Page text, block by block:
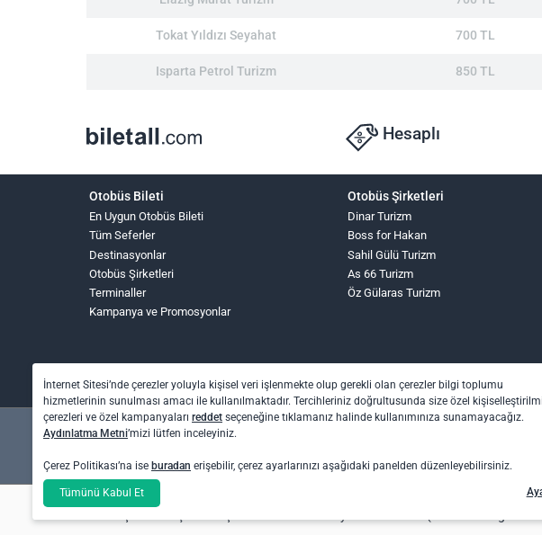
Tokat Yıldızı Seyahat 700 TL
Isparta Petrol Turizm 850 TL
Hesaplı
Otobüs Bileti
En Uygun Otobüs Bileti
Tüm Seferler
Destinasyonlar
Otobüs Şirketleri
Terminaller
Kampanya ve Promosyonlar
Otobüs Şirketleri
Dinar Turizm
Boss for Hakan
Sahil Gülü Turizm
As 66 Turizm
Öz Gülaras Turizm
Otel rezervasyon ve otobüs bileti işlemleri için: Obilet.com Turizm Seyahat
Uçak bileti işlemleri için: Biletall Turizm Seyahat Acentası (TÜRSAB Belge
İnternet Sitesi’nde çerezler yoluyla kişisel veri işlenmekte olup gerekli olan çerezler bilgi toplumu
hizmetlerinin sunulması amacı ile kullanılmaktadır. Tercihleriniz doğrultusunda size özel
çerezleri ve özel kampanyaları reddet seçeneğine tıklamanız halinde kullanımınıza sunamayacağız.
Aydınlatma Metni’mizi lütfen inceleyiniz.
Çerez Politikası’na ise buradan erişebilir, çerez ayarlarınızı aşağıdaki panelden düzenleyebilirsiniz.
Tümünü Kabul Et